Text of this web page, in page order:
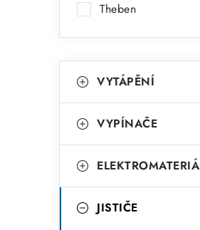
Theben
kategorie
a
e
o
VYTÁPĚNÍ
VYPÍNAČE
JISTIČE